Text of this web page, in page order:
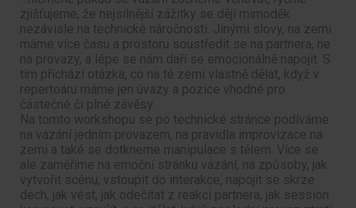
zjišťujeme, že nejsilnější zážitky se dějí mimoděk
nezávisle na technické náročnosti. Jinými slovy, na zemi
máme více času a prostoru soustředit se na partnera, ne
na provazy, a lépe se nám daří se emocionálně napojit. S
tím přichází otázka, co na té zemi vlastně dělat, když v
repertoáru máme jen úvazy a pozice vhodné pro
částečné či plné závěsy.
Na tomto workshopu se po technické stránce podíváme
na vázání jedním provazem, na pravidla improvizace na
zemi a také se dotkneme manipulace s tělem. Více se
ale zaměříme na emoční stránku vázání, na způsoby, jak
vytvořit scénu, vstoupit do interakce, napojit se skrze
dech, jak vést, jak odečítat z reakcí partnera, jak session